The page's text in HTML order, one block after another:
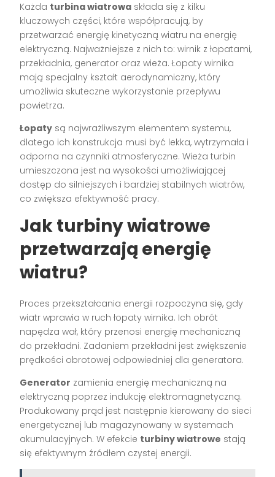
Każda turbina wiatrowa składa się z kilku
kluczowych części, które współpracują, by
przetwarzać energię kinetyczną wiatru na energię
elektryczną. Najważniejsze z nich to: wirnik z łopatami,
przekładnia, generator oraz wieża. Łopaty wirnika
mają specjalny kształt aerodynamiczny, który
umożliwia skuteczne wykorzystanie przepływu
powietrza.
Łopaty są najwrażliwszym elementem systemu,
dlatego ich konstrukcja musi być lekka, wytrzymała i
odporna na czynniki atmosferyczne. Wieża turbin
umieszczona jest na wysokości umożliwiającej
dostęp do silniejszych i bardziej stabilnych wiatrów,
co zwiększa efektywność pracy.
Jak turbiny wiatrowe
przetwarzają energię
wiatru?
Proces przekształcania energii rozpoczyna się, gdy
wiatr wprawia w ruch łopaty wirnika. Ich obrót
napędza wał, który przenosi energię mechaniczną
do przekładni. Zadaniem przekładni jest zwiększenie
prędkości obrotowej odpowiedniej dla generatora.
Generator zamienia energię mechaniczną na
elektryczną poprzez indukcję elektromagnetyczną.
Produkowany prąd jest następnie kierowany do sieci
energetycznej lub magazynowany w systemach
akumulacyjnych. W efekcie turbiny wiatrowe stają
się efektywnym źródłem czystej energii.